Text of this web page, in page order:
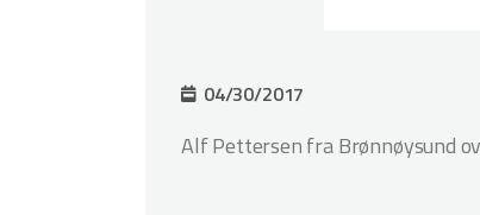
04/30/2017
Alf Pettersen fra Brønnøysund